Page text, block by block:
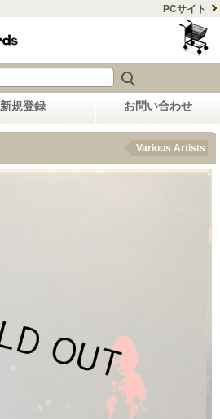
PCサイト
新規登録 お問い合わせ
Various Artists